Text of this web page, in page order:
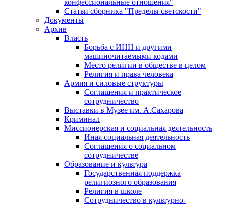
конфессиональные отношения"
Статьи сборника "Пределы светскости"
Документы
Архив
Власть
Борьба с ИНН и другими
машиночитаемыми кодами
Место религии в обществе в целом
Религия и права человека
Армия и силовые структуры
Соглашения и практическое
сотрудничество
Выставки в Музее им. А.Сахарова
Криминал
Миссионерская и социальная деятельность
Иная социальная деятельность
Соглашения о социальном
сотрудничестве
Образование и культура
Государственная поддержка
религиозного образования
Религия в школе
Сотрудничество в культурно-